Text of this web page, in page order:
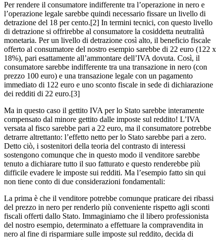
Per rendere il consumatore indifferente tra l’operazione in nero e
l’operazione legale sarebbe quindi necessario fissare un livello di
detrazione del 18 per cento.[2] In termini tecnici, con questo livello
di detrazione si offrirebbe al consumatore la cosiddetta neutralità
monetaria. Per un livello di detrazione così alto, il beneficio fiscale
offerto al consumatore del nostro esempio sarebbe di 22 euro (122 x
18%), pari esattamente all’ammontare dell’IVA dovuta. Così, il
consumatore sarebbe indifferente tra una transazione in nero (con
prezzo 100 euro) e una transazione legale con un pagamento
immediato di 122 euro e uno sconto fiscale in sede di dichiarazione
dei redditi di 22 euro.[3]
Ma in questo caso il gettito IVA per lo Stato sarebbe interamente
compensato dal minore gettito dalle imposte sul reddito! L’IVA
versata al fisco sarebbe pari a 22 euro, ma il consumatore potrebbe
detrarre altrettanto: l’effetto netto per lo Stato sarebbe pari a zero.
Detto ciò, i sostenitori della teoria del contrasto di interessi
sostengono comunque che in questo modo il venditore sarebbe
tenuto a dichiarare tutto il suo fatturato e questo renderebbe più
difficile evadere le imposte sui redditi. Ma l’esempio fatto sin qui
non tiene conto di due considerazioni fondamentali:
La prima è che il venditore potrebbe comunque praticare dei ribassi
del prezzo in nero per renderlo più conveniente rispetto agli sconti
fiscali offerti dallo Stato. Immaginiamo che il libero professionista
del nostro esempio, determinato a effettuare la compravendita in
nero al fine di risparmiare sulle imposte sul reddito, decida di